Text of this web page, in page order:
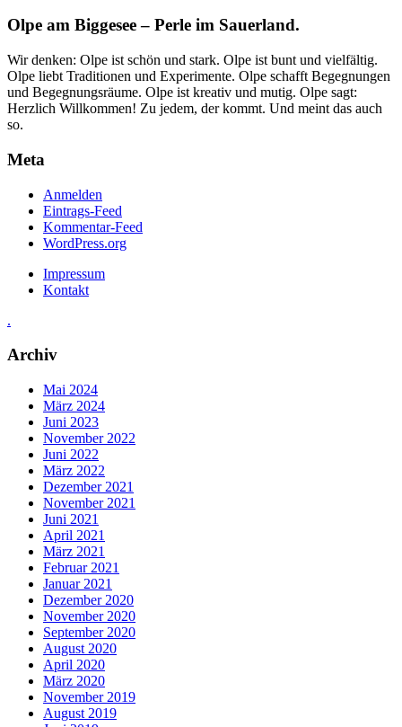
Olpe am Biggesee – Perle im Sauerland.
Wir denken: Olpe ist schön und stark. Olpe ist bunt und vielfältig.
Olpe liebt Traditionen und Experimente. Olpe schafft Begegnungen
und Begegnungsräume. Olpe ist kreativ und mutig. Olpe sagt:
Herzlich Willkommen! Zu jedem, der kommt. Und meint das auch
so.
Meta
Anmelden
Eintrags-Feed
Kommentar-Feed
WordPress.org
Impressum
Kontakt
.
Archiv
Mai 2024
März 2024
Juni 2023
November 2022
Juni 2022
März 2022
Dezember 2021
November 2021
Juni 2021
April 2021
März 2021
Februar 2021
Januar 2021
Dezember 2020
November 2020
September 2020
August 2020
April 2020
März 2020
November 2019
August 2019